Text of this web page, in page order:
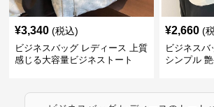
¥3,340 (税込)
ビジネスバッグ レディース 上質
感じる大容量ビジネストート
¥2,660 (
ビジネスバ
シンプル